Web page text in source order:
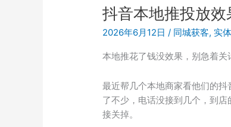
坑：
还
在
用
去
老
打
法
抖音本地推投放
2026年6月12日/ 同城获客,实
本地推花了钱没效果，别急着关
最近帮几个本地商家看他们的
了不少，电话没接到几个，到
接关掉。